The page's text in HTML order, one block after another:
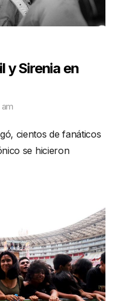
y Sirenia en
am
cientos de fanáticos
se hicieron